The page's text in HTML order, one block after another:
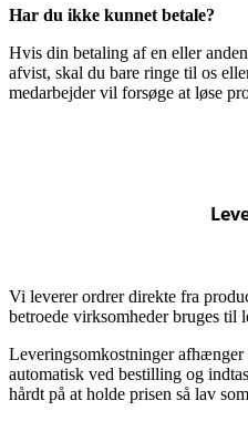
Har du ikke kunnet betale?
Hvis din betaling af en eller
afvist, skal du bare ringe til os
medarbejder vil forsøge at løse
Vi leverer ordrer direkte fra
betroede virksomheder bruges til
Leveringsomkostninger afhænger
automatisk ved bestilling og
hårdt på at holde prisen så lav